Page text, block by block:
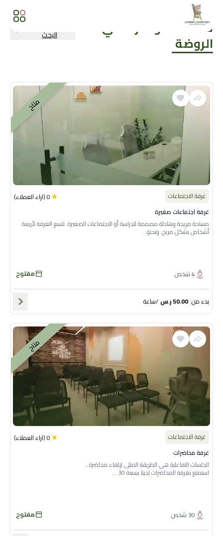
قاعات المؤتمرات في
الروضة البحث
متاح
غرفة الاجتماعات 0
(اراء العملاء)
غرفة اجتماعات صغيرة
مساحة مريحة وهادئة مصممة للدراسة أو الاجتماعات الصغيرة. تتسع الغرفة لأربعة
أشخاص بشكل مريح، وتحتو...
4شخص مفتوح
بدء من:
50.00ر.س /ساعة
متاح
غرفة الاجتماعات 0
(اراء العملاء)
غرفة محاضرات
الجلسات التفاعلية هي الطريقة المثلى لإلقاء محاضرة ،
استمتع بغرفة المحاضرات لدينا بسعة 30 ...
30 شخص مفتوح